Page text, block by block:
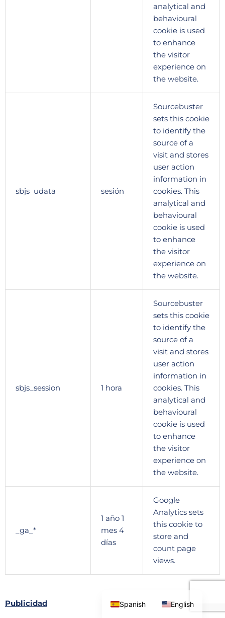
analytical and
behavioural
cookie is used
to enhance
the visitor
experience on
the website.
sbjs_udata sesión
Sourcebuster
sets this cookie
to identify the
source of a
visit and stores
user action
information in
cookies. This
analytical and
behavioural
cookie is used
to enhance
the visitor
experience on
the website.
sbjs_session 1 hora
Sourcebuster
sets this cookie
to identify the
source of a
visit and stores
user action
information in
cookies. This
analytical and
behavioural
cookie is used
to enhance
the visitor
experience on
the website.
_ga_*
1 año 1
mes 4
días
Google
Analytics sets
this cookie to
store and
count page
views.
Publicidad Spanish English